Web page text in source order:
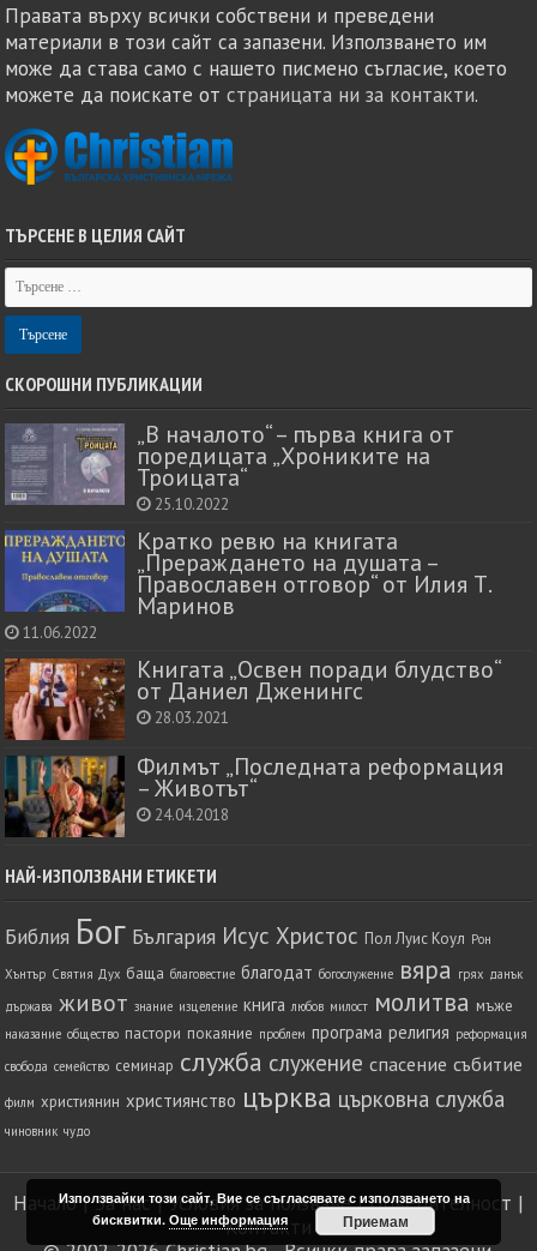
Правата върху всички собствени и преведени
материали в този сайт са запазени. Използването им
може да става само с нашето писмено съгласие, което
можете да поискате отстраницата ни за контакти.
ТЪРСЕНЕ В ЦЕЛИЯ САЙТ
СКОРОШНИ ПУБЛИКАЦИИ
„В началото“ – първа книга от
поредицата „Хрониките на
Троицата“
25.10.2022
Кратко ревю на книгата
„Прераждането на душата –
Православен отговор“ от Илия Т.
Маринов
11.06.2022
Книгата „Освен поради блудство“
от Даниел Дженингс
28.03.2021
Филмът „Последната реформация
– Животът“
24.04.2018
НАЙ-ИЗПОЛЗВАНИ ЕТИКЕТИ
Библия Бог България Исус Христос Пол Луис Коул Рон
Хънтър Святия Дух баща благовестие благодат богослужение вяра грях данък
държава живот знание изцеление книга любов милост молитва мъже
наказание общество пастори покаяние проблем програма религия реформация
свобода семейство семинар служба служение спасение събитие
филм християнин християнство църква църковна служба
чиновник чудо
Начало|За нас|Условия за ползване|Поверителност |
Контакти
Използвайки този сайт, Вие се съгласявате с използването на
бисквитки.Още информация Приемам